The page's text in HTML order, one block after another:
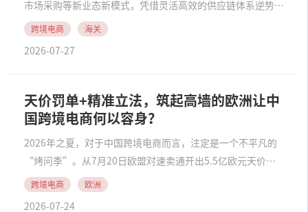
商品图文，延伸到短视频、开箱、教程、FAQ、达人 b......
市场采购等新业态新模式，凭借灵活高效的供应链体系逆势上
扬，已成为中国外贸稳增长、提质量的重要动力源。 在7月22
跨境电商 海关
2026-07-27
天价罚单+精准立法，筑起高墙的欧洲让中
国跨境电商何以容身？
2026年之夏，对于中国跨境电商而言，注定是一个不平凡的
“烤问季”。从7月20日欧盟对速卖通开出5.5亿欧元天价罚
单，到法国议会高票通过“反超快时尚”法案，叠加跨境包裹
跨境电商 欧洲
2026-07-24